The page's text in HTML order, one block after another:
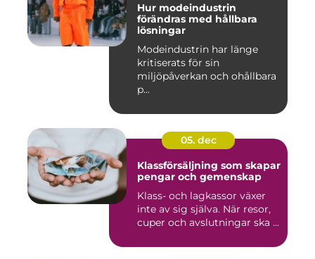
Hur modeindustrin
förändras med hållbara
lösningar
Modeindustrin har länge
kritiserats för sin
miljöpåverkan och ohållbara
p...
05. dec
Klassförsäljning som skapar
pengar och gemenskap
Klass- och lagkassor växer
inte av sig själva. När resor,
cuper och avslutningar ska ...